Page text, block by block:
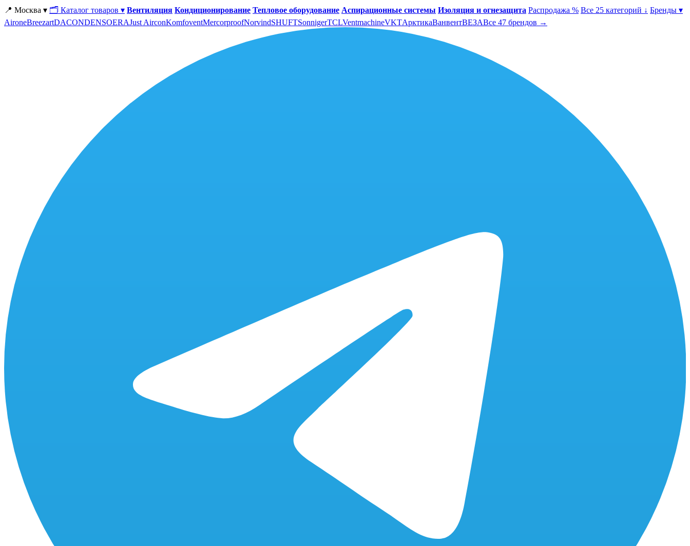
📍 Москва ▾ 🗂 Каталог товаров ▾ Вентиляция Кондиционирование Тепловое оборудование Аспирационные системы Изоляция и огнезащита Распродажа % Все 25 категорий ↓ Бренды ▾
AironeBreezartDACONDENSOERAJust AirconKomfoventMercorproofNorvindSHUFTSonnigerTCLVentmachineVKTАрктикаВанвентВЕЗАВсе 47 брендов →